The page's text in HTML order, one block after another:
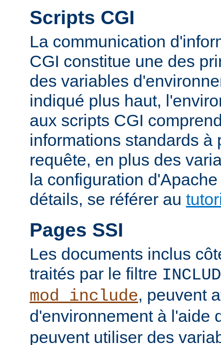
Scripts CGI
La communication
CGI constitue une des
des variables
indiqué plus haut,
aux scripts CGI
informations standards à
requête, en plus des
la configuration
détails, se référer au
Pages SSI
Les documents inclus
traités par le filtre
mod_include, peuvent
d'environnement à l'aide
peuvent utiliser des